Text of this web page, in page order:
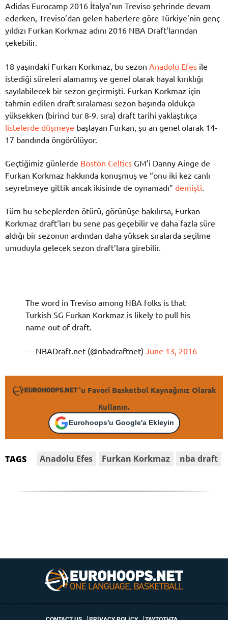
Adidas Eurocamp 2016 İtalya’nın Treviso şehrinde devam
ederken, Treviso’dan gelen haberlere göre Türkiye’nin genç
yıldızı Furkan Korkmaz adını 2016 NBA Draft’larından
çekebilir.
18 yaşındaki Furkan Korkmaz, bu sezon Anadolu Efes ile
istediği süreleri alamamış ve genel olarak hayal kırıklığı
sayılabilecek bir sezon geçirmişti. Furkan Korkmaz için
tahmin edilen draft sıralaması sezon başında oldukça
yüksekken (birinci tur 8-9. sıra) draft tarihi yaklaştıkça
listelerde düşmeye başlayan Furkan, şu an genel olarak 14-
17 bandında öngörülüyor.
Geçtiğimiz günlerde Boston Celtics GM’i Danny Ainge de
Furkan Korkmaz hakkında konuşmuş ve “onu iki kez canlı
seyretmeye gittik ancak ikisinde de oynamadı” demişti
Tüm bu sebeplerden ötürü, görünüşe bakılırsa, Furkan
Korkmaz draft’ları bu sene pas geçebilir ve daha fazla süre
aldığı bir sezonun ardından daha yüksek sıralarda seçilme
umuduyla gelecek sezon draft’lara girebilir.
The word in Treviso among NBA folks is that
Turkish SG Furkan Korkmaz is likely to pull his
name out of draft.
— NBADraft.net (@nbadraftnet) June 13, 2016
'u Favori Basketbol Kaynağınız Olarak
Kullanın.
Eurohoops'u Google'a Ekleyin
TAGS Anadolu Efes Furkan Korkmaz nba draft